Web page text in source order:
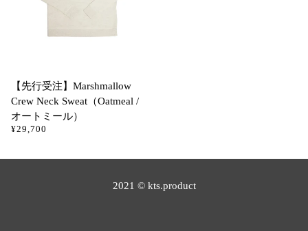
【先行受注】Marshmallow
Crew Neck Sweat（Oatmeal /
オートミール）
¥29,700
2021 © kts.product